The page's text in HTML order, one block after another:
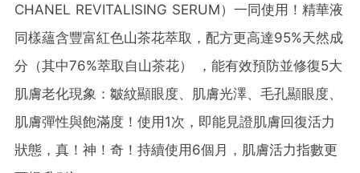
CHANEL REVITALISING SERUM）一同使用！精華液
同樣蘊含豐富紅色山茶花萃取，配方更高達95%天然成
分（其中76%萃取自山茶花） ，能有效預防並修復5大
肌膚老化現象：皺紋顯眼度、肌膚光澤、毛孔顯眼度、
肌膚彈性與飽滿度！使用1次，即能見證肌膚回復活力
狀態，真！神！奇！持續使用6個月，肌膚活力指數更